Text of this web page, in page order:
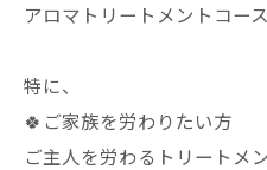
アロマトリートメントコース
特に、
🍀ご家族を労わりたい方
ご主人を労わるトリートメ